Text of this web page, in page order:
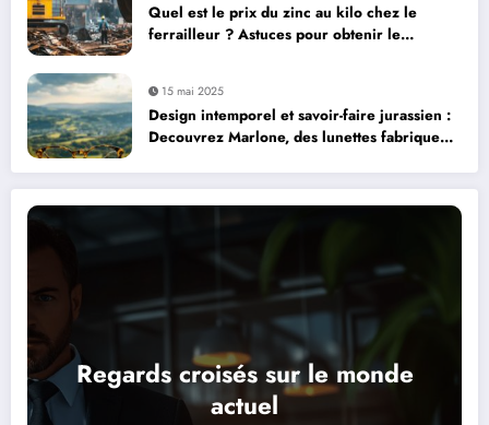
Quel est le prix du zinc au kilo chez le
ferrailleur ? Astuces pour obtenir le
15 mai 2025
Design intemporel et savoir-faire jurassien :
Decouvrez Marlone, des lunettes fabriquees
Regards croisés sur le monde
actuel